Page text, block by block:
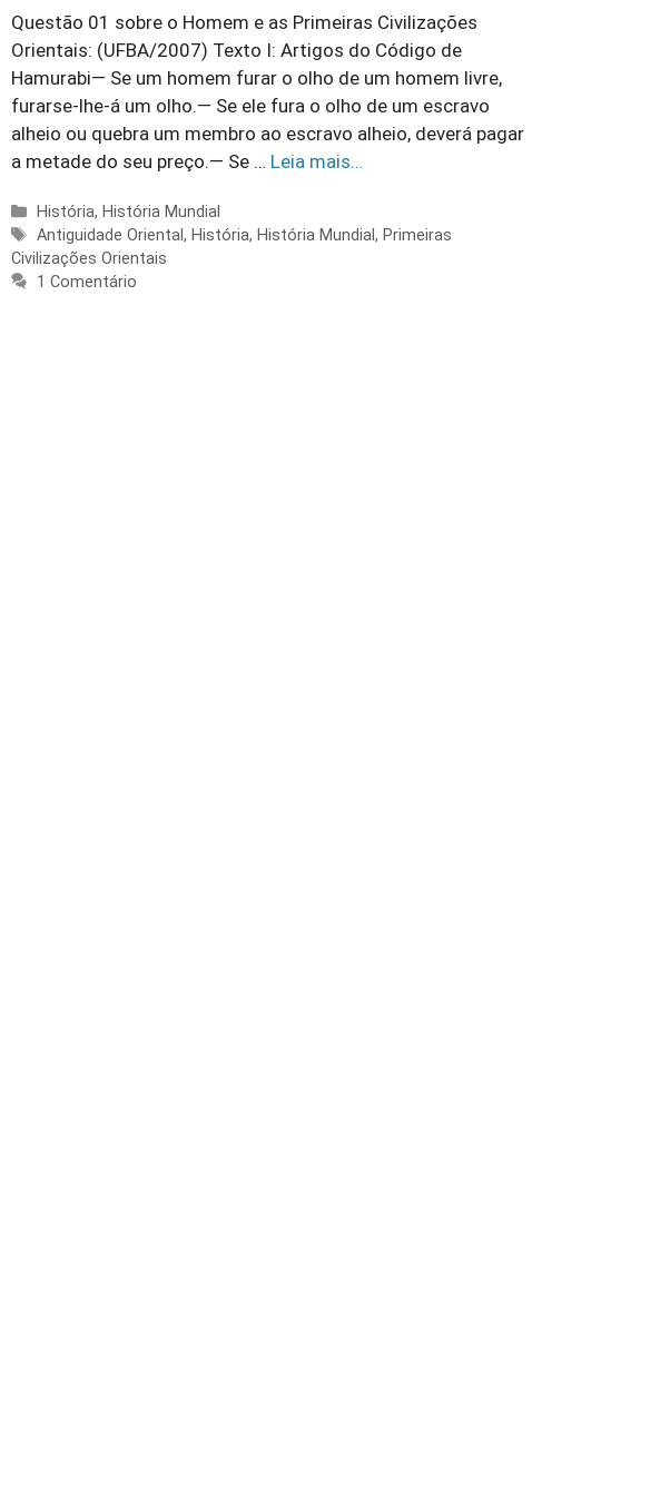
Questão 01 sobre o Homem e as Primeiras Civilizações
Orientais: (UFBA/2007) Texto I: Artigos do Código de
Hamurabi— Se um homem furar o olho de um homem livre,
furarse-lhe-á um olho.— Se ele fura o olho de um escravo
alheio ou quebra um membro ao escravo alheio, deverá pagar
a metade do seu preço.— Se … Leia mais…
Categorias
História, História Mundial
Tags
Antiguidade Oriental, História, História Mundial, Primeiras
Civilizações Orientais
1 Comentário